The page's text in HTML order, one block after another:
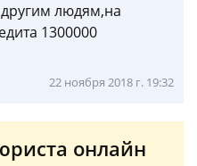
людям,на
1300000
22 ноября 2018 г. 19:32
онлайн